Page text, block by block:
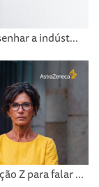
a indúst...
Z para falar ...